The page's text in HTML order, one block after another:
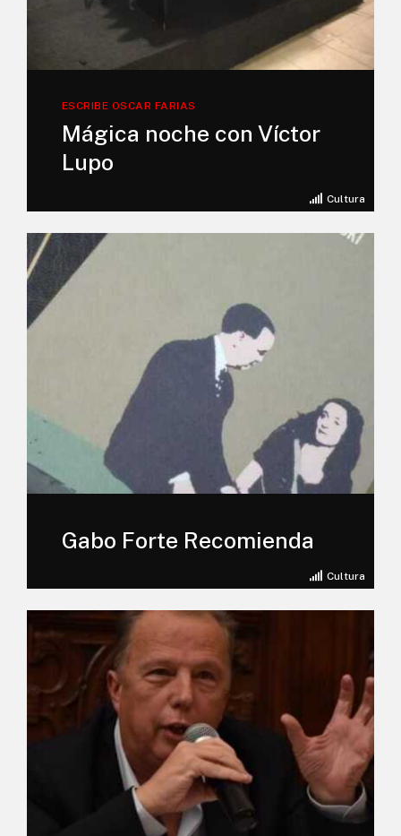
Cultura
ESCRIBE OSCAR FARIAS
Mágica noche con Víctor
Lupo
Cultura
Gabo Forte Recomienda